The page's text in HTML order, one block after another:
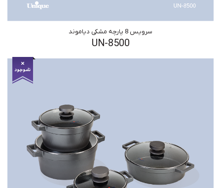
سرویس 8 پارچه مشکی دیاموند
UN-8500